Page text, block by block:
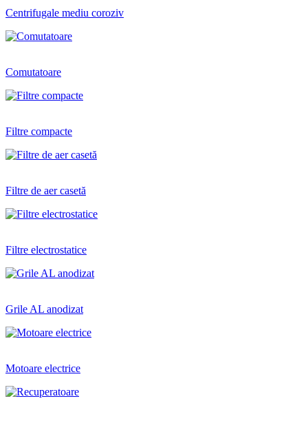
Centrifugale mediu coroziv
Comutatoare
Filtre compacte
Filtre de aer casetă
Filtre electrostatice
Grile AL anodizat
Motoare electrice